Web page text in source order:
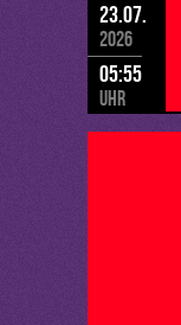
23.07.
2026
05:55
Uhr